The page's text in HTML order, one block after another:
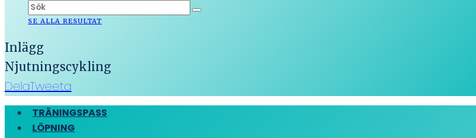
SE ALLA RESULTAT
Inlägg
Njutningscykling
DelaTweeta
TRÄNINGSPASS
LÖPNING